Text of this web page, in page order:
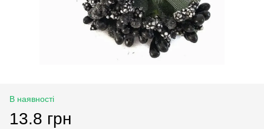
В наявності
13.8 грн